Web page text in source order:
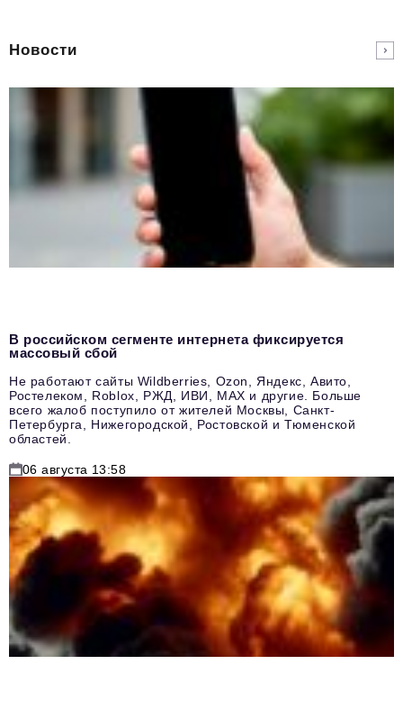
Новости
В российском сегменте интернета фиксируется
массовый сбой
Не работают сайты Wildberries, Ozon, Яндекс, Авито,
Ростелеком, Roblox, РЖД, ИВИ, MAX и другие. Больше
всего жалоб поступило от жителей Москвы, Санкт-
Петербурга, Нижегородской, Ростовской и Тюменской
областей.
06 августа 13:58